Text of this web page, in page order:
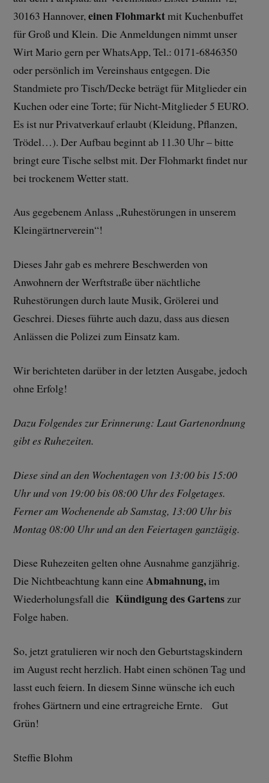
30163 Hannover,einen Flohmarktmit Kuchenbuffet
für Groß und Klein. Die Anmeldungen nimmt unser
Wirt Mario gern per WhatsApp, Tel.: 0171-6846350
oder persönlich im Vereinshaus entgegen. Die
Standmiete pro Tisch/Decke beträgt für Mitglieder ein
Kuchen oder eine Torte; für Nicht-Mitglieder 5 EURO.
Es ist nur Privatverkauf erlaubt (Kleidung, Pflanzen,
Trödel…). Der Aufbau beginnt ab 11.30 Uhr – bitte
bringt eure Tische selbst mit. Der Flohmarkt findet nur
bei trockenem Wetter statt.
Aus gegebenem Anlass „Ruhestörungen in unserem
Kleingärtnerverein“!
Dieses Jahr gab es mehrere Beschwerden von
Anwohnern der Werftstraße über nächtliche
Ruhestörungen durch laute Musik, Grölerei und
Geschrei. Dieses führte auch dazu, dass aus diesen
Anlässen die Polizei zum Einsatz kam.
Wir berichteten darüber in der letzten Ausgabe, jedoch
ohne Erfolg!
Dazu Folgendes zur Erinnerung: Laut Gartenordnung
gibt es Ruhezeiten.
Diese sind an den Wochentagen von 13:00 bis 15:00
Uhr und von 19:00 bis 08:00 Uhr des Folgetages.
Ferner am Wochenende ab Samstag, 13:00 Uhr bis
Montag 08:00 Uhr und an den Feiertagen ganztägig.
Diese Ruhezeiten gelten ohne Ausnahme ganzjährig.
Die Nichtbeachtung kann eineAbmahnung,im
Wiederholungsfall dieKündigung des Gartenszur
Folge haben.
So, jetzt gratulieren wir noch den Geburtstagskindern
im August recht herzlich. Habt einen schönen Tag und
lasst euch feiern. In diesem Sinne wünsche ich euch
frohes Gärtnern und eine ertragreiche Ernte. Gut
Grün!
Steffie Blohm